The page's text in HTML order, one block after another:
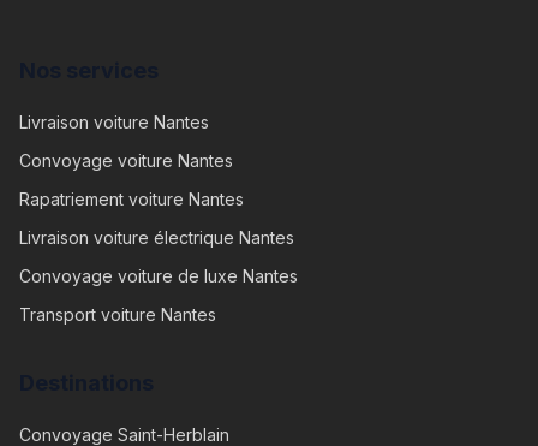
Livraison voiture Nantes
Convoyage voiture Nantes
Rapatriement voiture Nantes
Livraison voiture électrique Nantes
Convoyage voiture de luxe Nantes
Transport voiture Nantes
Convoyage Saint-Herblain